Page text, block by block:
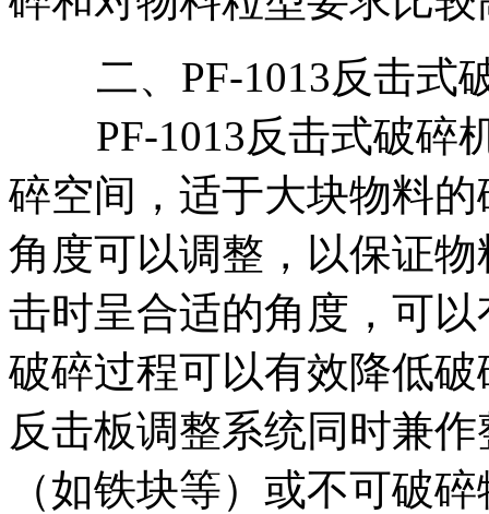
二、PF-1013反击式
PF-1013反击式破碎
碎空间，适于大块物料
角度可以调整，以保证
击时呈合适的角度，可
破碎过程可以有效降低
反击板调整系统同时兼
（如铁块等）或不可破